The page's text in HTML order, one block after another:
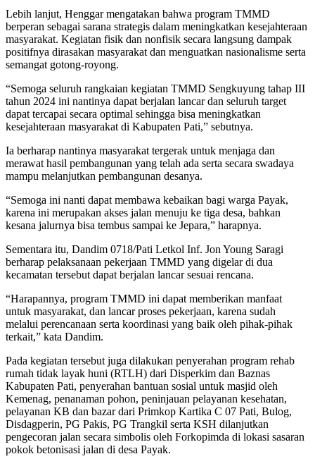
Lebih lanjut, Henggar mengatakan bahwa program TMMD
berperan sebagai sarana strategis dalam meningkatkan kesejahteraan
masyarakat. Kegiatan fisik dan nonfisik secara langsung dampak
positifnya dirasakan masyarakat dan menguatkan nasionalisme serta
semangat gotong-royong.
“Semoga seluruh rangkaian kegiatan TMMD Sengkuyung tahap III
tahun 2024 ini nantinya dapat berjalan lancar dan seluruh target
dapat tercapai secara optimal sehingga bisa meningkatkan
kesejahteraan masyarakat di Kabupaten Pati,” sebutnya.
Ia berharap nantinya masyarakat tergerak untuk menjaga dan
merawat hasil pembangunan yang telah ada serta secara swadaya
mampu melanjutkan pembangunan desanya.
“Semoga ini nanti dapat membawa kebaikan bagi warga Payak,
karena ini merupakan akses jalan menuju ke tiga desa, bahkan
kesana jalurnya bisa tembus sampai ke Jepara,” harapnya.
Sementara itu, Dandim 0718/Pati Letkol Inf. Jon Young Saragi
berharap pelaksanaan pekerjaan TMMD yang digelar di dua
kecamatan tersebut dapat berjalan lancar sesuai rencana.
“Harapannya, program TMMD ini dapat memberikan manfaat
untuk masyarakat, dan lancar proses pekerjaan, karena sudah
melalui perencanaan serta koordinasi yang baik oleh pihak-pihak
terkait,” kata Dandim.
Pada kegiatan tersebut juga dilakukan penyerahan program rehab
rumah tidak layak huni (RTLH) dari Disperkim dan Baznas
Kabupaten Pati, penyerahan bantuan sosial untuk masjid oleh
Kemenag, penanaman pohon, peninjauan pelayanan kesehatan,
pelayanan KB dan bazar dari Primkop Kartika C 07 Pati, Bulog,
Disdagperin, PG Pakis, PG Trangkil serta KSH dilanjutkan
pengecoran jalan secara simbolis oleh Forkopimda di lokasi sasaran
pokok betonisasi jalan di desa Payak.